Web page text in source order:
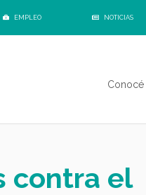
EMPLEO NOTICIAS
Conocé
contra el